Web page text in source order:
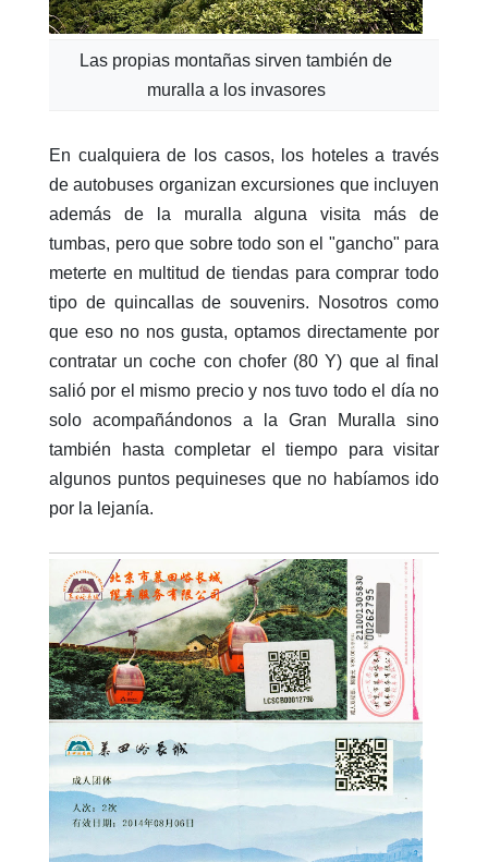
Las propias montañas sirven también de
muralla a los invasores
En cualquiera de los casos, los hoteles a través
de autobuses organizan excursiones que incluyen
además de la muralla alguna visita más de
tumbas, pero que sobre todo son el "gancho" para
meterte en multitud de tiendas para comprar todo
tipo de quincallas de souvenirs. Nosotros como
que eso no nos gusta, optamos directamente por
contratar un coche con chofer (80 Y) que al final
salió por el mismo precio y nos tuvo todo el día no
solo acompañándonos a la Gran Muralla sino
también hasta completar el tiempo para visitar
algunos puntos pequineses que no habíamos ido
por la lejanía.